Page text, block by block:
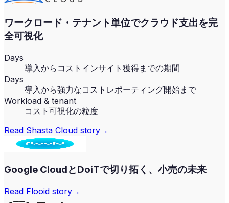
ワークロード・テナント単位でクラウド支出を完
全可視化
Days
導入からコストインサイト獲得までの期間
Days
導入から強力なコストレポーティング開始まで
Workload & tenant
コスト可視化の粒度
Read Shasta Cloud story→
Google CloudとDoiTで切り拓く、小売の未来
Read Flooid story→